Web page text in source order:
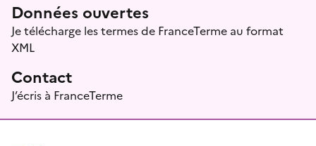
Données ouvertes
Je télécharge les termes de FranceTerme au format
XML
Contact
J’écris à FranceTerme